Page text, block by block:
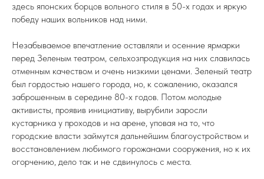
здесь японских борцов вольного стиля в 50-х годах и яркую
победу наших вольников над ними.
Незабываемое впечатление оставляли и осенние ярмарки
перед Зеленым театром, сельхозпродукция на них славилась
отменным качеством и очень низкими ценами. Зеленый театр
был гордостью нашего города, но, к сожалению, оказался
заброшенным в середине 80-х годов. Потом молодые
активисты, проявив инициативу, вырубили заросли
кустарника у проходов и на арене, уповая на то, что
городские власти займутся дальнейшим благоустройством и
восстановлением любимого горожанами сооружения, но к их
огорчению, дело так и не сдвинулось с места.